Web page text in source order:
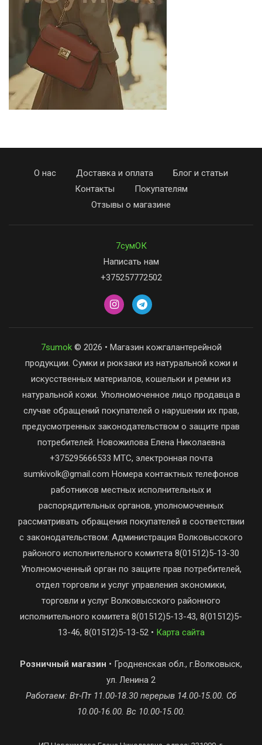
О нас Доставка и оплата
Блог и статьи
Контакты
Покупателям
Отзывы о магазине
7сумОК
Написать нам
+375257772502
7sumok© 2026 • Магазин кожгалантерейной
продукции. Сумки и рюкзаки из натуральной кожи и
искусственных материалов, кошельки и ремни из
натуральной кожи. Уполномоченное лицо продавца в
случае обращений покупателей о нарушении их прав,
предусмотренных законодательством о защите прав
потребителей: Новожилова Елена Николаевна
+375295666533 МТС, электронная почта
sumkivolk@gmail.com Номера контактных телефонов
работников местных исполнительных и
распорядительных органов, уполномоченных
рассматривать обращения покупателей в соответствии
с законодательством: Администрация Волковысского
районого исполнительного комитета 8(01512)5-13-30
Уполномоченный орган по защите прав потребителей,
отдел торговли и услуг управления экономики,
торговли и услуг Волковысского районного
исполнительного комитета 8(01512)5-13-43, 8(01512)5-
13-46, 8(01512)5-13-52 • Карта сайта
Розничный магазин • Гродненская обл., г.Волковыск,
ул. Ленина 2
Работаем: Вт-Пт 11.00-18.30 перерыв 14.00-15.00. Сб
10.00-16.00. Вс 10.00-15.00.